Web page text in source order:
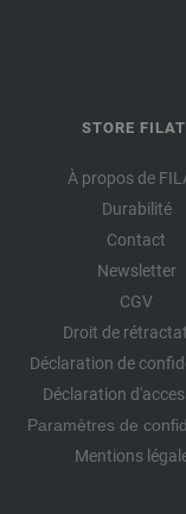
STORE
À propos de
Durabilité
Contact
Newsletter
CGV
Droit de
Déclaration de
Déclaration
Paramètres de
Mentions